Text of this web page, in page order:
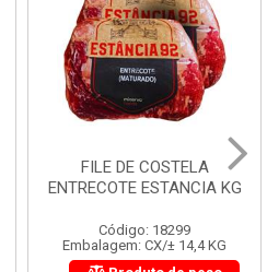
FILE DE COSTELA
ENTRECOTE ESTANCIA KG
Código: 18299
Embalagem: CX/± 14,4 KG